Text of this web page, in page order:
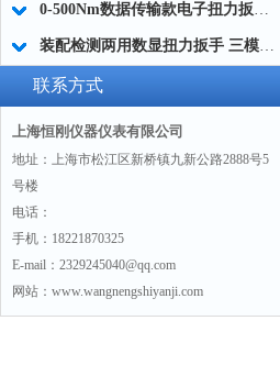
0-500Nm数据传输款电子扭力扳手,信号输出追溯扭矩值的扭矩扳手
装配检测两用数显扭力扳手 三模式切换扭矩扳手 工业紧固测量力矩扳手品牌
联系方式
上海恒刚仪器仪表有限公司
地址：上海市松江区新桥镇九新公路2888号5
号楼
电话：
手机：18221870325
E-mail：2329245040@qq.com
网站：www.wangnengshiyanji.com